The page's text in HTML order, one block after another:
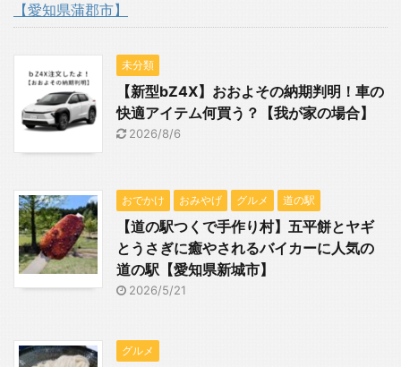
【愛知県蒲郡市】
未分類
【新型bZ4X】おおよその納期判明！車の
快適アイテム何買う？【我が家の場合】
2026/8/6
おでかけ おみやげ グルメ 道の駅
【道の駅つくで手作り村】五平餅とヤギ
とうさぎに癒やされるバイカーに人気の
道の駅【愛知県新城市】
2026/5/21
グルメ